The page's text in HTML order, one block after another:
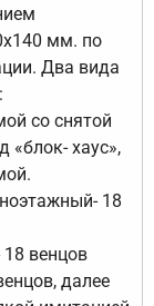
мм. по
Два вида
со снятой
«блок- хаус»,
18
венцов
далее